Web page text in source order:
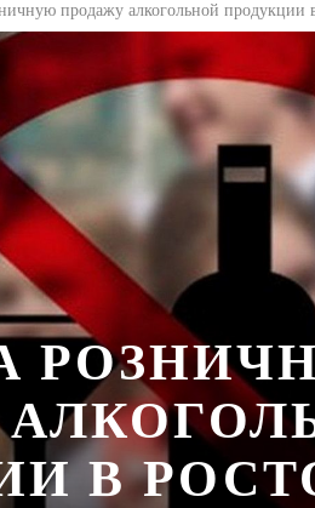
продажу алкогольной продукции
В